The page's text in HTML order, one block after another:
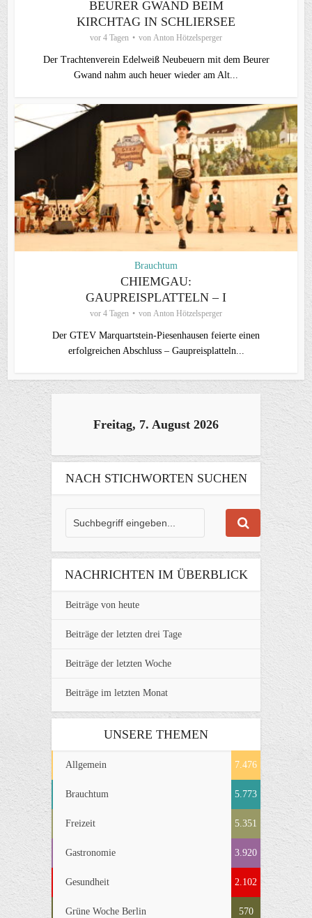
BEURER GWAND BEIM
KIRCHTAG IN SCHLIERSEE
vor 4 Tagen von Anton Hötzelsperger
Der Trachtenverein Edelweiß Neubeuern mit dem Beurer
Gwand nahm auch heuer wieder am Alt...
Brauchtum
CHIEMGAU:
GAUPREISPLATTELN – I
vor 4 Tagen von Anton Hötzelsperger
Der GTEV Marquartstein-Piesenhausen feierte einen
erfolgreichen Abschluss – Gaupreisplatteln...
Freitag, 7. August 2026
NACH STICHWORTEN SUCHEN
NACHRICHTEN IM ÜBERBLICK
Beiträge von heute
Beiträge der letzten drei Tage
Beiträge der letzten Woche
Beiträge im letzten Monat
UNSERE THEMEN
Allgemein 7.476
Brauchtum 5.773
Freizeit 5.351
Gastronomie 3.920
Gesundheit 2.102
Grüne Woche Berlin 570